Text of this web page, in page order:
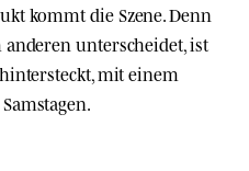
kommt die Szene. Denn
anderen unterscheidet, ist
mit einem